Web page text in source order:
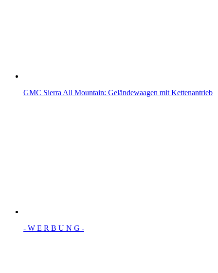
GMC Sierra All Mountain: Geländewaagen mit Kettenantrieb
- W Ε R Β U Ν G -